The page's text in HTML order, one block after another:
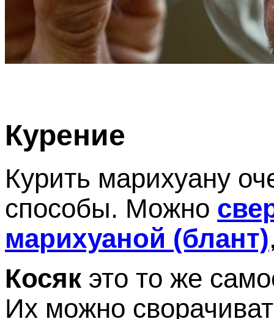
Курение
Курить марихуану
способы. Можно
марихуаной (блант)
Косяк это то же
Их можно